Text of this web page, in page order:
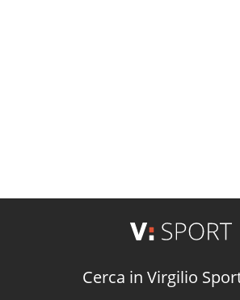
Cerca in Virgilio